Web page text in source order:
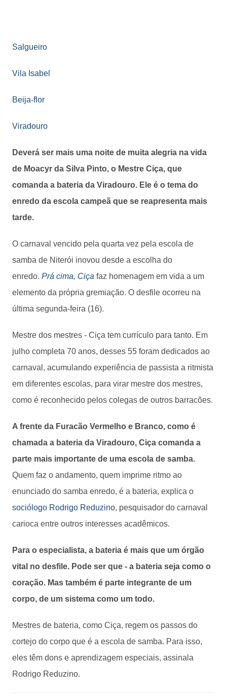
Salgueiro
Vila Isabel
Beija-flor
Viradouro
Deverá ser mais uma noite de muita alegria na vida
de Moacyr da Silva Pinto, o Mestre Ciça, que
comanda a bateria da Viradouro. Ele é o tema do
enredo da escola campeã que se reapresenta mais
tarde.
O carnaval vencido pela quarta vez pela escola de
samba de Niterói inovou desde a escolha do
enredo. Prá cima, Ciça faz homenagem em vida a um
elemento da própria gremiação. O desfile ocorreu na
última segunda-feira (16).
Mestre dos mestres - Ciça tem currículo para tanto. Em
julho completa 70 anos, desses 55 foram dedicados ao
carnaval, acumulando experiência de passista a ritmista
em diferentes escolas, para virar mestre dos mestres,
como é reconhecido pelos colegas de outros barracões.
A frente da Furacão Vermelho e Branco, como é
chamada a bateria da Viradouro, Ciça comanda a
parte mais importante de uma escola de samba.
Quem faz o andamento, quem imprime ritmo ao
enunciado do samba enredo, é a bateria, explica o
sociólogo Rodrigo Reduzino, pesquisador do carnaval
carioca entre outros interesses acadêmicos.
Para o especialista, a bateria é mais que um órgão
vital no desfile. Pode ser que - a bateria seja como o
coração. Mas também é parte integrante de um
corpo, de um sistema como um todo.
Mestres de bateria, como Ciça, regem os passos do
cortejo do corpo que é a escola de samba. Para isso,
eles têm dons e aprendizagem especiais, assinala
Rodrigo Reduzino.